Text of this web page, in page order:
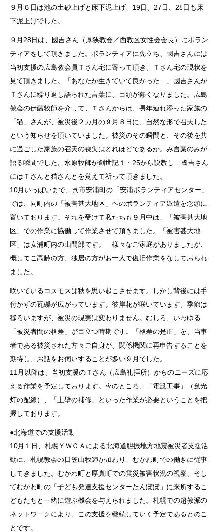
９月６日は池の土砂上げと床下泥上げ、19日、27日、28日も床
下泥上げでした。
９月28日は、國吉さん（厚狭教会／西教区女性会会長）にボラン
ティアをして頂きました。ボランティアに先立ち、國吉さんには
当初支援の広島教会員Ｔさん宅に寄って頂き、Ｔさん宅の現状を
見て頂きました。「あなたが生きていて良かった！」國吉さんが
Ｔさんに繰り返し語られた言葉に、目頭が熱くなりました。広島
教会の伊藤牧師を介して、Ｔさんからは、長年連れ添った家族の
「猫」さんが、被災後２カ月の９月８日に、自然な形で召天した
という知らせを頂いていました。被災のその瞬間と、その後を共
に過ごした家族の召天の喪失はどれほどであるか。み言葉のみが
語る瞬間でした。水原牧師が創世記１・25から説教し、國吉さん
にはＴさんと猫さんとを覚えて祈って頂きました。
10月いっぱいまで、呉市安浦町の「安浦ボランティアセンター」
では、同町内の「被害甚大地区」へのボランティア派遣を念頭に
置いております。それを受けて私たちも９月中は、「被害甚大地
区」での作業に協働して作業させて頂きました。「被害甚大地
区」は安浦町内の山間部です。 様々なご家庭がありましたが、
概してご高齢の方、独居の方がお一人で復旧作業をなしておられ
ました。
咲いているコスモスは秋を思い起こさせます。しかし背後には手
付かずの瓦礫が広がっています。彼岸花が咲いています。季節は
移ろいますが、被災の現実は変わりません。むしろ、いわゆる
「被災者間の格差」が目立つ時期です。「格差の是正」を、当事
者である被災された方々ご自身が、関係機関に再申告することを
期待し、お話をお伺いすることが多い９月でした。
11月以降は、当初支援のＴさん（広島礼拝所）からのニーズに応
える作業を予定しております。今のところ、「電設工事」（蛍光
灯の配線）、「土壁の補修」といった作業が必要ということを把
握しております。
●北海道での支援活動
10月１日、札幌ＹＷＣＡによる北海道胆振地方地震被災者支援活
動に、札幌教会の日笠山牧師が加わり、むかわ町での働きに従事
してきました。むかわ町と厚真町での震災被害状況の視察、そし
てむかわ町の「子ども発達支援センターたんぽぽ」に来所するこ
どもたちと一緒に遊ぶ機会を与えられました。札幌での超教派の
ネットワークにより、この支援を継続していく予定であるとのこ
とです。